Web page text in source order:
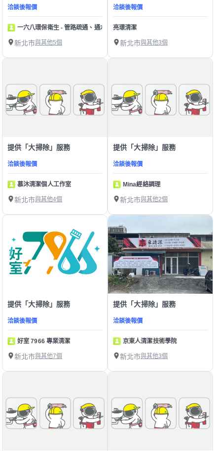
洽談後報價
一六八環保衛生 - 管路疏通、通水管、通馬桶、水刀
新北市與其他5個
洽談後報價
亮璟清潔
新北市與其他3個
提供「大掃除」服務
洽談後報價
慕沐清潔個人工作室
新北市與其他4個
提供「大掃除」服務
洽談後報價
Mina經絡調理
新北市與其他2個
提供「大掃除」服務
洽談後報價
好室 7966 專業清潔
新北市與其他7個
提供「大掃除」服務
洽談後報價
京東人清潔技術學院
新北市與其他3個